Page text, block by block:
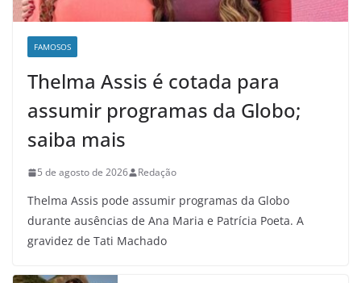
FAMOSOS
Thelma Assis é cotada para
assumir programas da Globo;
saiba mais
5 de agosto de 2026 Redação
Thelma Assis pode assumir programas da Globo
durante ausências de Ana Maria e Patrícia Poeta. A
gravidez de Tati Machado